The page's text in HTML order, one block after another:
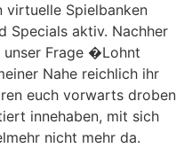
virtuelle Spielbanken
Specials aktiv. Nachher
Frage �Lohnt
Nahe reichlich ihr
euch vorwarts droben
innehaben, mit sich
nicht mehr da.